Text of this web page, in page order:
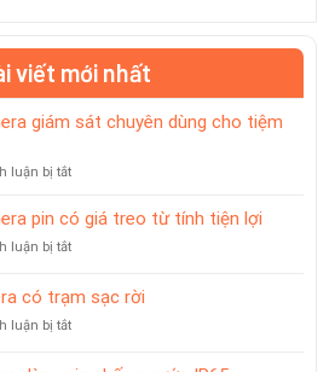
viết mới nhất
giám sát chuyên dùng cho tiệm
luận bị tắtở
10
camera
giám
chuyên
cho
pin có giá treo từ tính tiện lợi
luận bị tắtở
camera
pin
giá
có trạm sạc rời
luận bị tắtở
6